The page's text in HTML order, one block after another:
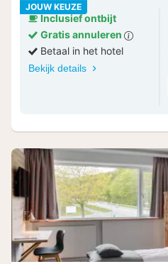
JOUW KEUZE
Inclusief ontbijt
Gratis annuleren
Betaal in het hotel
Bekijk details